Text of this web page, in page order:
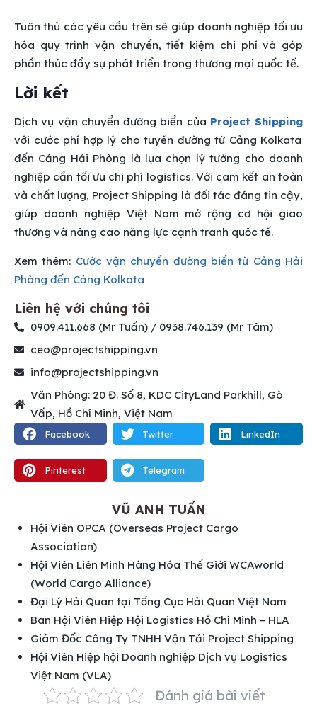
Tuân thủ các yêu cầu trên sẽ giúp doanh nghiệp tối ưu
hóa quy trình vận chuyển, tiết kiệm chi phí và góp
phần thúc đẩy sự phát triển trong thương mại quốc tế.
Lời kết
Dịch vụ vận chuyển đường biển của Project Shipping
với cước phí hợp lý cho tuyến đường từ Cảng Kolkata
đến Cảng Hải Phòng là lựa chọn lý tưởng cho doanh
nghiệp cần tối ưu chi phí logistics. Với cam kết an toàn
và chất lượng, Project Shipping là đối tác đáng tin cậy,
giúp doanh nghiệp Việt Nam mở rộng cơ hội giao
thương và nâng cao năng lực cạnh tranh quốc tế.
Xem thêm: Cước vận chuyển đường biển từ Cảng Hải
Phòng đến Cảng Kolkata
Liên hệ với chúng tôi
0909.411.668 (Mr Tuấn) / 0938.746.139 (Mr Tâm)
ceo@projectshipping.vn
info@projectshipping.vn
Văn Phòng: 20 Đ. Số 8, KDC CityLand Parkhill, Gò
Vấp, Hồ Chí Minh, Việt Nam
Facebook Twitter LinkedIn
Pinterest Telegram
VŨ ANH TUẤN
Hội Viên OPCA (Overseas Project Cargo
Association)
Hội Viên Liên Minh Hàng Hóa Thế Giới WCAworld
(World Cargo Alliance)
Đại Lý Hải Quan tại Tổng Cục Hải Quan Việt Nam
Ban Hội Viên Hiệp Hội Logistics Hồ Chí Minh – HLA
Giám Đốc Công Ty TNHH Vận Tải Project Shipping
Hội Viên Hiệp hội Doanh nghiệp Dịch vụ Logistics
Việt Nam (VLA)
Đánh giá bài viết